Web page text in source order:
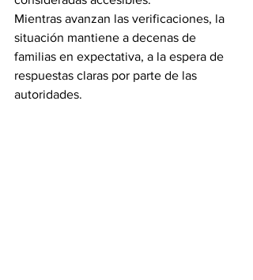
Mientras avanzan las verificaciones, la
situación mantiene a decenas de
familias en expectativa, a la espera de
respuestas claras por parte de las
autoridades.